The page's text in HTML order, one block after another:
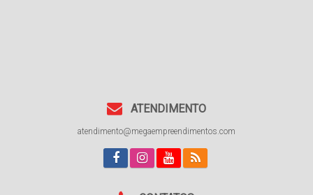
ATENDIMENTO
atendimento@megaempreendimentos.com